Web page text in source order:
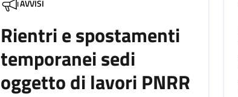
AVVISI
Rientri e spostamenti
temporanei sedi
oggetto di lavori PNRR